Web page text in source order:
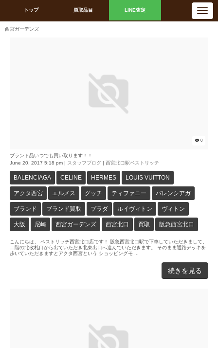
トップ 買取品目 LINE査定
N
a
v
西宮ガーデンズ
0
ブランド品いつでも買い取ります！！
June 20, 2017 5:18 pm | スタッフブログ | 西宮北口駅ベストリッチ
BALENCIAGA CELINE HERMES LOUIS VUITTON
アクタ西宮 エルメス グッチ ティファニー バレンシアガ
ブランド ブランド買取 プラダ ルイヴィトン ヴィトン
大阪 尼崎 西宮ガーデンズ 西宮北口 買取 阪急西宮北口
こんにちは、 ベストリッチ西宮北口店です！ 阪急西宮北口駅で下車していただきまして、
二階の北改札口から出ていただき北東出口へ進んでいただきます。 そのまま通路デッキを
歩いていただきますとアクタ西宮という ショッピングモ ...
続きを見る